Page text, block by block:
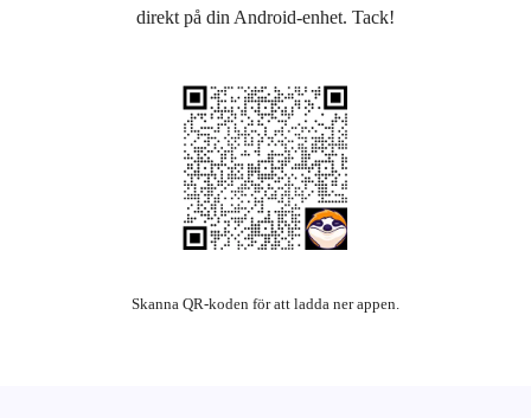
direkt på din Android-enhet. Tack!
Skanna QR-koden för att ladda ner appen.